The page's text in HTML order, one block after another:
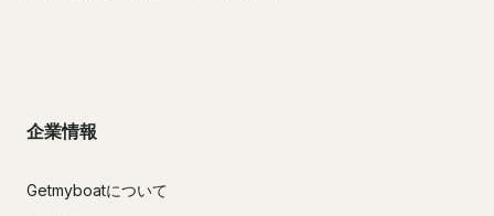
企業情報
Getmyboatについて